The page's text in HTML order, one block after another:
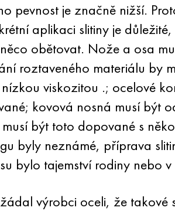
pevnost je značně nižší.
aplikaci slitiny je
obětovat. Nože a osa
roztaveného materiálu by
nízkou viskozitou .; ocelové
kovová nosná musí být
být toto dopované s
byly neznámé, příprava
bylo tajemství rodiny nebo
výrobci oceli, že takové